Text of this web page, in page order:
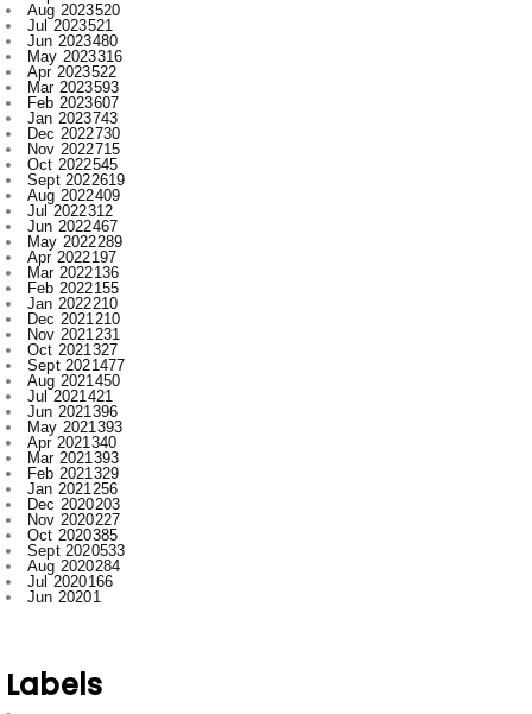
Apr 2023522
Mar 2023593
Feb 2023607
Jan 2023743
Dec 2022730
Nov 2022715
Oct 2022545
Sept 2022619
Aug 2022409
Jul 2022312
Jun 2022467
May 2022289
Apr 2022197
Mar 2022136
Feb 2022155
Jan 2022210
Dec 2021210
Nov 2021231
Oct 2021327
Sept 2021477
Aug 2021450
Jul 2021421
Jun 2021396
May 2021393
Apr 2021340
Mar 2021393
Feb 2021329
Jan 2021256
Dec 2020203
Nov 2020227
Oct 2020385
Sept 2020533
Aug 2020284
Jul 2020166
Jun 20201
Ambagarh
Ambagarh Chauki